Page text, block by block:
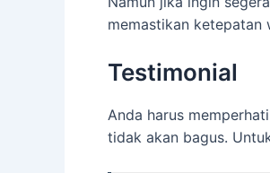
memastikan ketepatan
Testimonial
Anda harus
tidak akan bagus.